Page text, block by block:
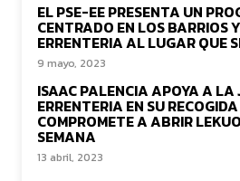
EL PSE-EE PRESENTA UN
CENTRADO EN LOS BARRIOS
ERRENTERIA AL LUGAR QUE
9 mayo, 2023
ISAAC PALENCIA APOYA A
ERRENTERIA EN SU
COMPROMETE A ABRIR
SEMANA
13 abril, 2023